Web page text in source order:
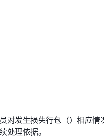
对发生损失行包（）相应情
处理依据。